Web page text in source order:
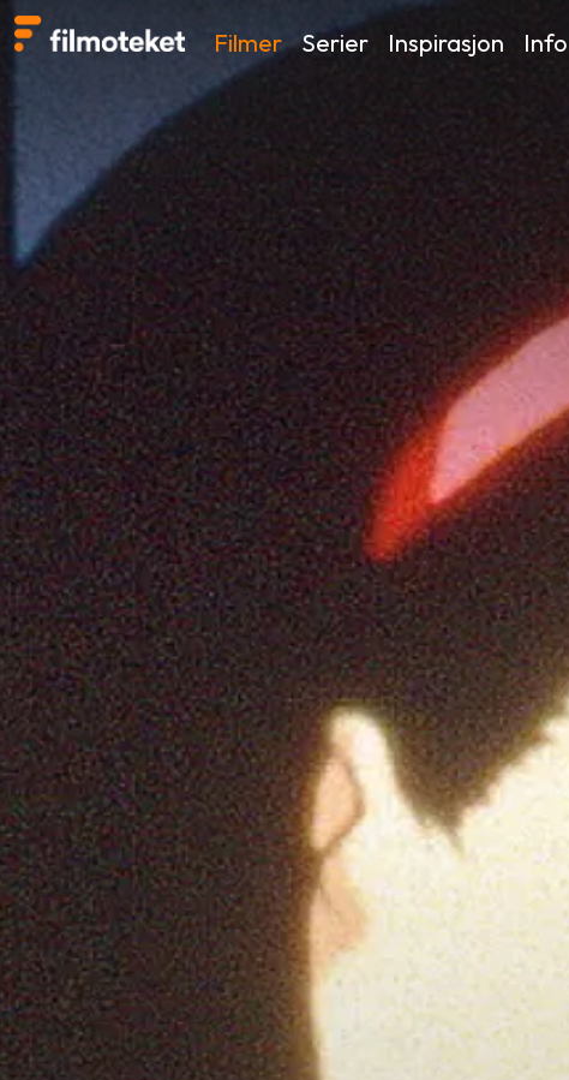
Filmer Serier Inspirasjon Info